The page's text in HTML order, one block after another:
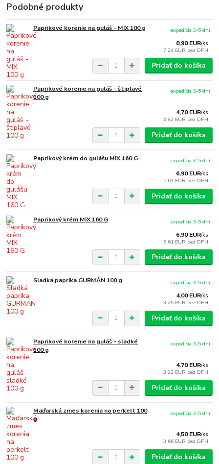
Podobné produkty
Paprikové korenie na guláš - MIX 100 g
8,90 EUR/ks
7,24 EUR bez DPH
expedícia 3-5 dní
Pridať do košíka
Paprikové korenie na guláš - štiplavé
100 g
4,70 EUR/ks
3,82 EUR bez DPH
expedícia 3-5 dní
Pridať do košíka
Paprikový krém do gulášu MIX 160 G
6,90 EUR/ks
5,61 EUR bez DPH
expedícia 3-5 dní
Pridať do košíka
Paprikový krém MIX 160 G
6,90 EUR/ks
5,61 EUR bez DPH
expedícia 3-5 dní
Pridať do košíka
Sladká paprika GURMÁN 100 g
4,00 EUR/ks
3,25 EUR bez DPH
expedícia 3-5 dní
Pridať do košíka
Paprikové korenie na guláš - sladké
100 g
4,70 EUR/ks
3,82 EUR bez DPH
expedícia 3-5 dní
Pridať do košíka
Maďarská zmes korenia na perkelt 100
g
4,50 EUR/ks
3,66 EUR bez DPH
expedícia 3-5 dní
Pridať do košíka